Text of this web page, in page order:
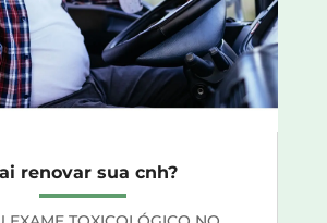
renovar sua cnh?